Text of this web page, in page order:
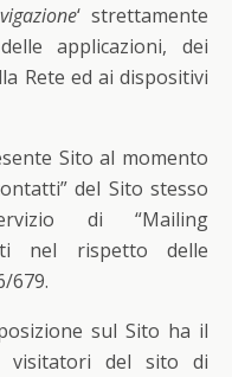
‘ strettamente
applicazioni, dei
Rete ed ai dispositivi
Sito al momento
del Sito stesso
di “Mailing
nel rispetto delle
679.
sul Sito ha il
visitatori del sito di